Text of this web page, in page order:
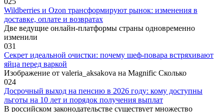
Wildberries и Ozon трансформируют рынок: изменения в
доставке, оплате и возвратах
Две ведущие онлайн-платформы страны одновременно
изменили
031
Секрет идеальной очистки: почему шеф-повара встряхивают
яйца перед варкой
Изображение от valeria_aksakova на Magnific Сколько
024
Досрочный выход на пенсию в 2026 году: кому доступны
льготы на 10 лет и порядок получения выплат
В российском законодательстве существует множество